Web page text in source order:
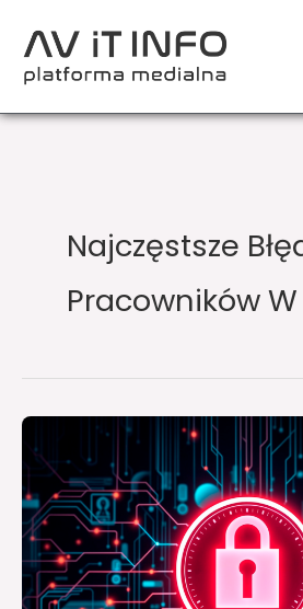
treści
Najczęstsze
Pracowników W
Największym
zagrożeniem
dla
cyberbezpieczeństwa
są
działania
pracowników.